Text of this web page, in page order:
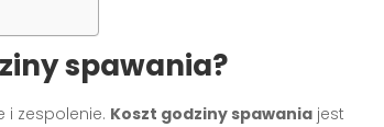
spawania?
i zespolenie. Koszt godziny spawania jest